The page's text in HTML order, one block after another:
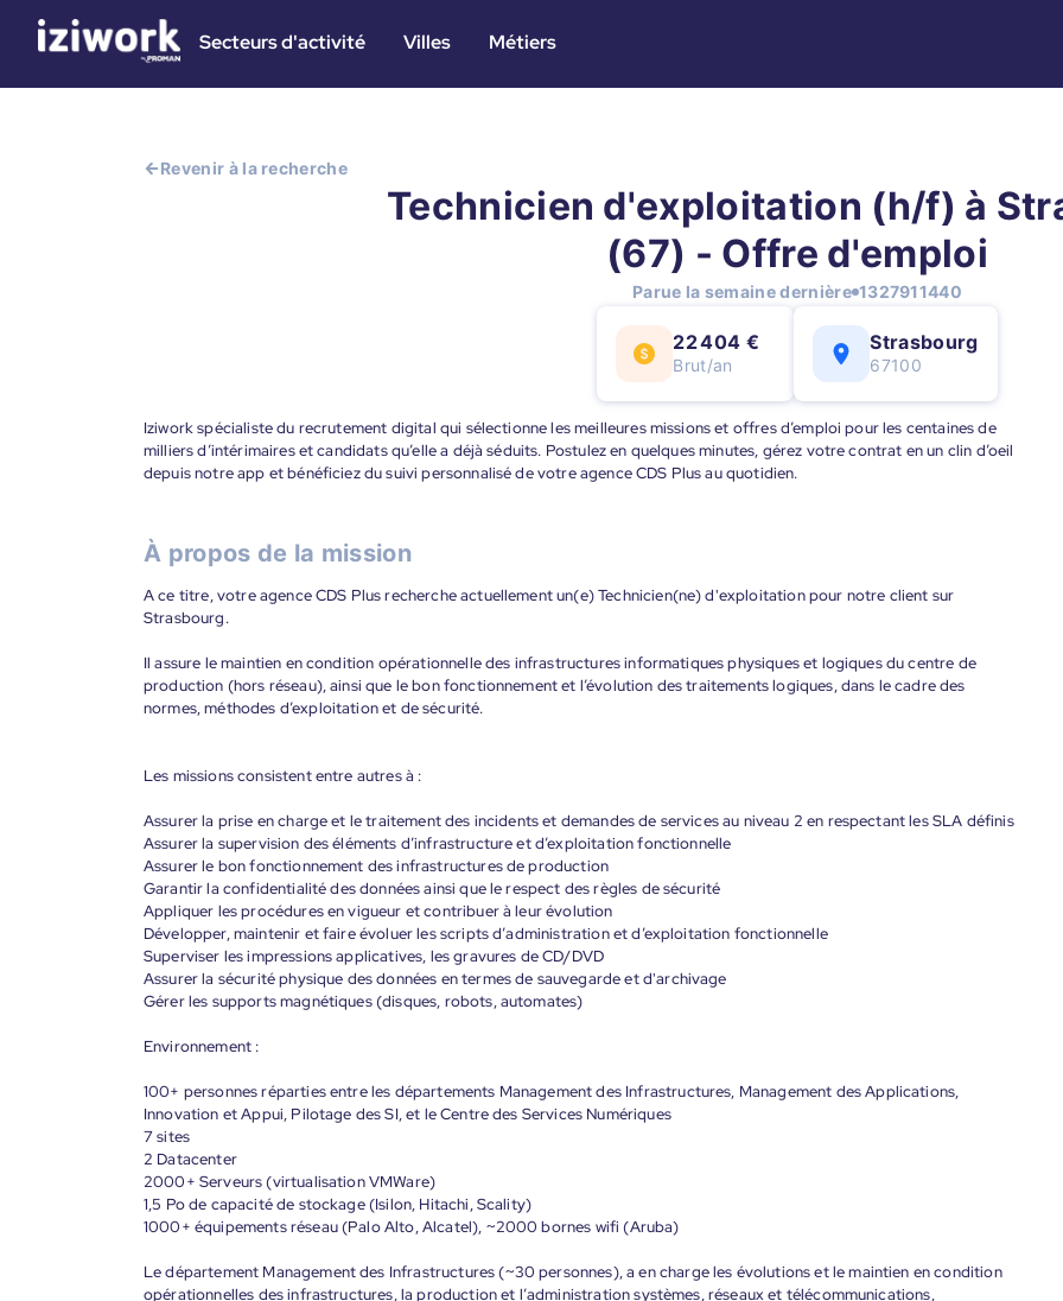
Secteurs d'activité Villes Métiers
Revenir à la recherche
Technicien d'exploitation (h/f) à
(67) - Offre d'emploi
Parue la semaine dernière 1327911440
22 404 €
Brut/an
Strasbourg
67100
Iziwork spécialiste du recrutement digital qui sélectionne les meilleures missions et offres d’emploi pour les centaines de
milliers d’intérimaires et candidats qu’elle a déjà séduits. Postulez en quelques minutes, gérez votre contrat en un clin d’oeil
depuis notre app et bénéficiez du suivi personnalisé de votre agence CDS Plus au quotidien.
À propos de la mission
A ce titre, votre agence CDS Plus recherche actuellement un(e) Technicien(ne) d'exploitation pour notre client sur
Strasbourg.
Il assure le maintien en condition opérationnelle des infrastructures informatiques physiques et logiques du centre de
production (hors réseau), ainsi que le bon fonctionnement et l’évolution des traitements logiques, dans le cadre des
normes, méthodes d’exploitation et de sécurité.
Les missions consistent entre autres à :
Assurer la prise en charge et le traitement des incidents et demandes de services au niveau 2 en respectant les SLA définis
Assurer la supervision des éléments d’infrastructure et d’exploitation fonctionnelle
Assurer le bon fonctionnement des infrastructures de production
Garantir la confidentialité des données ainsi que le respect des règles de sécurité
Appliquer les procédures en vigueur et contribuer à leur évolution
Développer, maintenir et faire évoluer les scripts d’administration et d’exploitation fonctionnelle
Superviser les impressions applicatives, les gravures de CD/DVD
Assurer la sécurité physique des données en termes de sauvegarde et d'archivage
Gérer les supports magnétiques (disques, robots, automates)
Environnement :
100+ personnes réparties entre les départements Management des Infrastructures, Management des Applications,
Innovation et Appui, Pilotage des SI, et le Centre des Services Numériques
7 sites
2 Datacenter
2000+ Serveurs (virtualisation VMWare)
1,5 Po de capacité de stockage (Isilon, Hitachi, Scality)
1000+ équipements réseau (Palo Alto, Alcatel), ~2000 bornes wifi (Aruba)
Le département Management des Infrastructures (~30 personnes), a en charge les évolutions et le maintien en condition
opérationnelles des infrastructures, la production et l’administration systèmes, réseaux et télécommunications,